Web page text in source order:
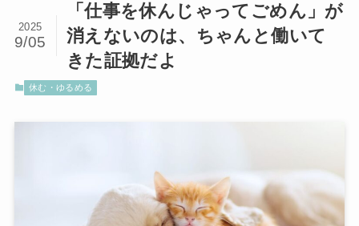
「仕事を休んじゃってごめん」が
消えないのは、ちゃんと働いて
きた証拠だよ
2025
9/05
休む・ゆるめる